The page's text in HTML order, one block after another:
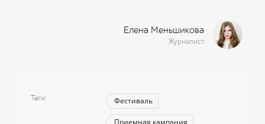
Елена Меньшикова
Журналист
Теги Фестиваль
Приемная кампания